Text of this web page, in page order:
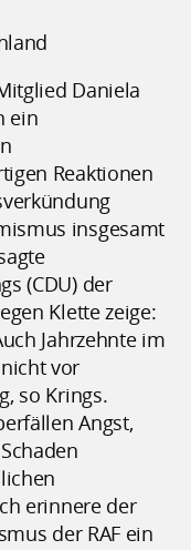
Daniela
ein
Reaktionen
insgesamt
(CDU) der
Klette zeige:
Jahrzehnte im
vor
so Krings.
Angst,
erinnere der
der RAF ein